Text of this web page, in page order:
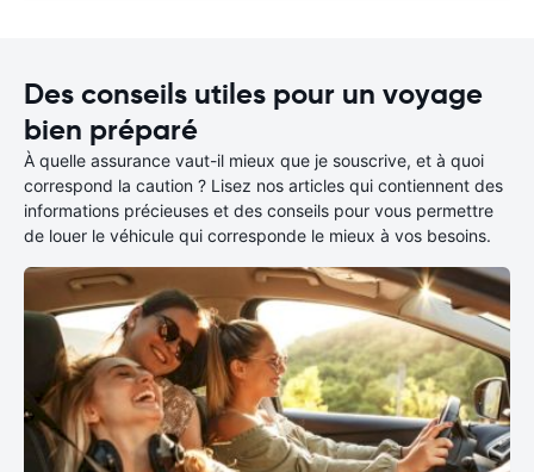
Des conseils utiles pour un voyage
bien préparé
À quelle assurance vaut-il mieux que je souscrive, et à quoi
correspond la caution ? Lisez nos articles qui contiennent des
informations précieuses et des conseils pour vous permettre
de louer le véhicule qui corresponde le mieux à vos besoins.